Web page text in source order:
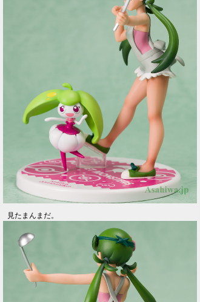
見たまんまだ。